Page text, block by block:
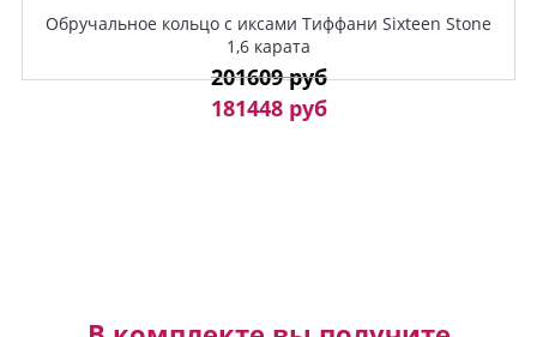
Обручальное кольцо с иксами Тиффани Sixteen Stone
1,6 карата
201609 руб
181448 руб